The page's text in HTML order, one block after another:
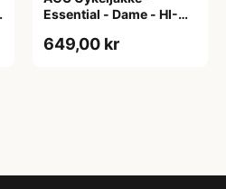
Essential - Dame - HI-
649,00 kr